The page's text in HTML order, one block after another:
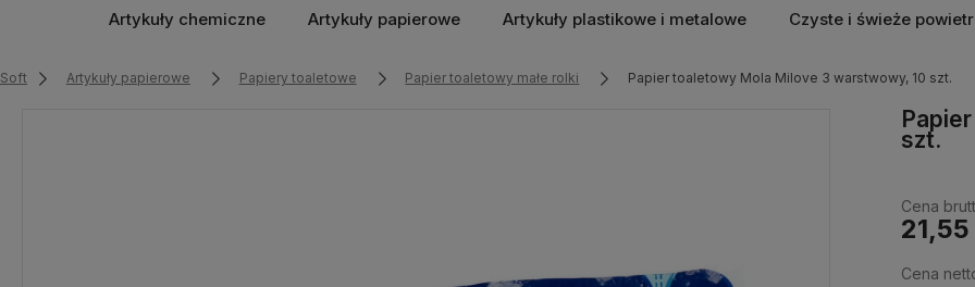
Artykuły chemiczne Artykuły papierowe Artykuły plastikowe i metalowe Czyste i świeże
Soft Artykuły papierowe Papiery toaletowe Papier toaletowy małe rolki Papier toaletowy Mola Milove 3 warstwowy, 10 szt.
szt.
Cena
21,55
Cena